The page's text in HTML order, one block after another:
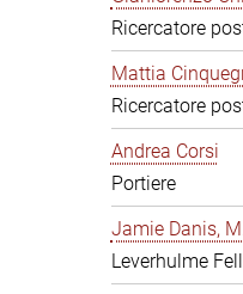
Ricercatore
Mattia
Ricercatore
Andrea Corsi
Portiere
Jamie Danis,
Leverhulme